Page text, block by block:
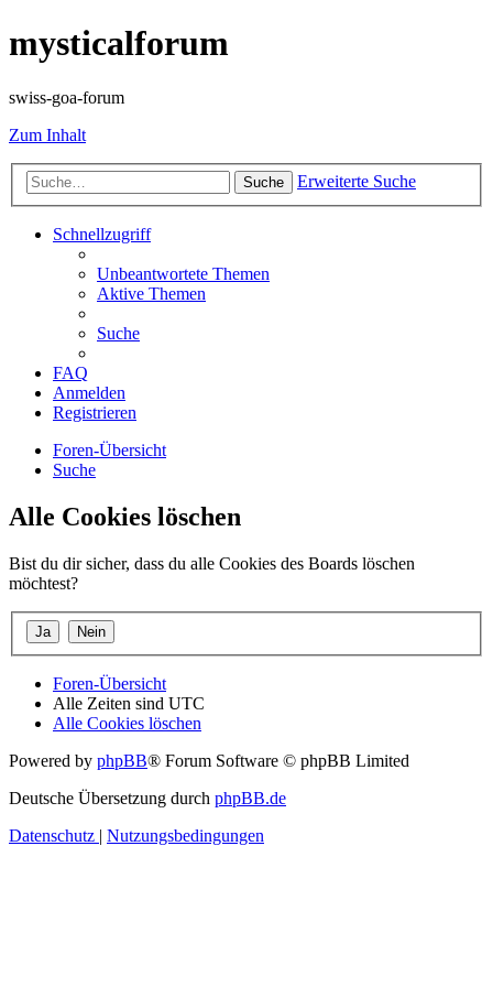
mysticalforum
swiss-goa-forum
Zum Inhalt
Suche Erweiterte Suche
Schnellzugriff
Unbeantwortete Themen
Aktive Themen
Suche
FAQ
Anmelden
Registrieren
Foren-Übersicht
Suche
Alle Cookies löschen
Bist du dir sicher, dass du alle Cookies des Boards löschen
möchtest?
Foren-Übersicht
Alle Zeiten sind UTC
Alle Cookies löschen
Powered by phpBB® Forum Software © phpBB Limited
Deutsche Übersetzung durch phpBB.de
Datenschutz | Nutzungsbedingungen